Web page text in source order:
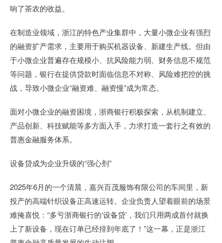
响了茶农的收益。
在制造业领域，浙江的特色产业集群中，大量小微企业有强烈
的融资扩产需求，主要用于购买机器设备、新建生产线。但由
于小微企业普遍存在规模小、抗风险能力弱、财务信息不规范
等问题，银行在提供贷款时面临信息不对称、风险难把控的挑
战，导致小微企业“融资难、融资慢”成为常态。
面对小微企业的融资困境，浙商银行积极探索，从机制建立、
产品创新、科技赋能等多方面入手，力求打造一套行之有效的
普惠金融服务体系。
设备贷成为企业升级的“强心剂”
2025年6月的一个清晨，嘉兴百茂服饰有限公司的车间里，新
投产的高端针织设备正高速运转。企业负责人望着眼前的场景
难掩喜悦：“多亏浙商银行的‘设备贷’，我们只用两成首付就换
上了新设备，现在订单已经排到年底了！”这一幕，正是浙江